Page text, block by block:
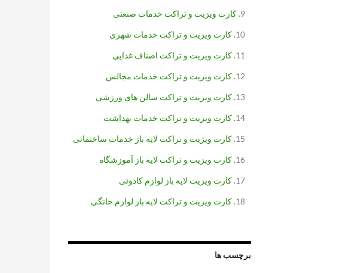
کارت ویزیت و تراکت خدمات صنعتی
کارت ویزیت و تراکت خدمات شهری
کارت ویزیت و تراکت اصناف غذایی
کارت ویزیت و تراکت خدمات مجالس
کارت ویزیت و تراکت سالن های ورزشی
کارت ویزیت و تراکت خدمات بهداشت
کارت ویزیت و تراکت لایه باز خدمات ساختمانی
کارت ویزیت و تراکت لایه باز آموزشگاه
کارت ویزیت لایه باز لوازم کادوئی
کارت ویزیت و تراکت لایه باز لوازم خانگی
برچسب ها